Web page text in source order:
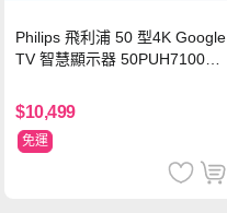
Philips 飛利浦 50 型4K Google
TV 智慧顯示器 50PUH7100
$10,499
免運